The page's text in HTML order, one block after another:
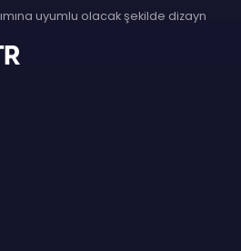
uyumlu olacak şekilde dizayn